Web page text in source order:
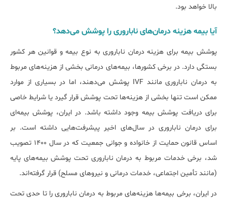
بالا خواهد بود.
آیا بیمه هزینه درمان‌های ناباروری را پوشش می‌‎دهد؟
پوشش بیمه برای هزینه درمان ناباروری به نوع بیمه و قوانین هر کشور
بستگی دارد. در برخی کشورها، بیمه‌های درمانی بخشی از هزینه‌های مربوط
به درمان ناباروری مانند IVF پوشش می‌دهند، اما در بسیاری از موارد
ممکن است تنها بخشی از هزینه‌ها تحت پوشش قرار گیرد یا شرایط خاصی
برای دریافت پوشش بیمه وجود داشته باشد. در ایران، پوشش بیمه‌ای
برای درمان ناباروری در سال‌های اخیر پیشرفت‌هایی داشته است. بر
اساس قانون حمایت از خانواده و جوانی جمعیت که در سال ۱۴۰۰ تصویب
شد، برخی خدمات مربوط به درمان ناباروری تحت پوشش بیمه‌های پایه
(مانند تأمین اجتماعی، خدمات درمانی و نیروهای مسلح) قرار گرفته‌اند.
در ایران، برخی بیمه‌ها هزینه‌های مربوط به درمان ناباروری را تا حدی تحت